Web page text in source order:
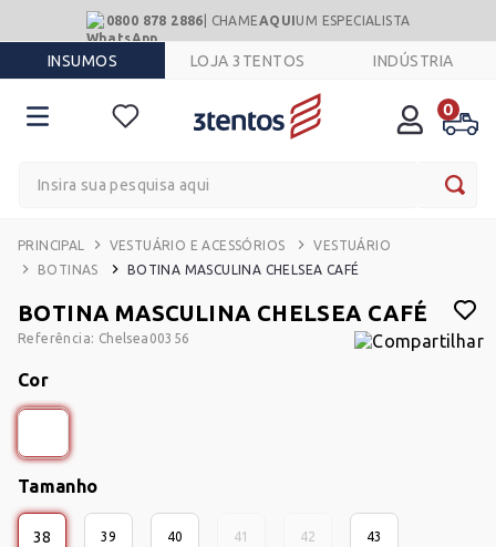
0800 878 2886 | CHAME AQUIUM ESPECIALISTA
INSUMOS LOJA 3TENTOS INDÚSTRIA
0
VESTUÁRIO E ACESSÓRIOS
VESTUÁRIO
BOTINAS
BOTINA MASCULINA CHELSEA CAFÉ
BOTINA MASCULINA CHELSEA CAFÉ
Referência: Chelsea00356
Tamanho
38 39 40 41 42 43
Cor